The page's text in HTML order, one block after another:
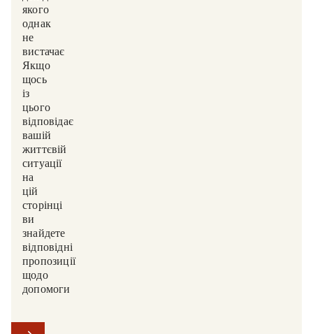
якого,
однак,
не
вистачає?
Якщо
щось
із
цього
відповідає
вашій
життєвій
ситуації,
на
цій
сторінці
ви
знайдете
відповідні
пропозиції
щодо
допомоги.